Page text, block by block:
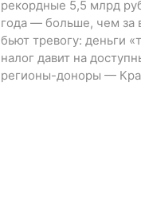
рекордные 5,5 млрд
года — больше, чем за
бьют тревогу: деньги
налог давит на
регионы-доноры —